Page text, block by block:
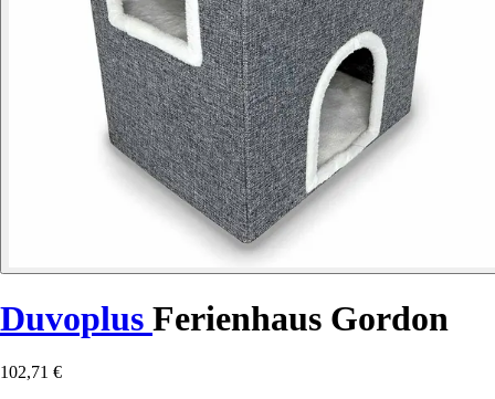
Duvoplus Ferienhaus Gordon
102,71 €